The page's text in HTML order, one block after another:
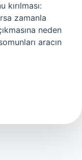
zamanla
neden
aracın